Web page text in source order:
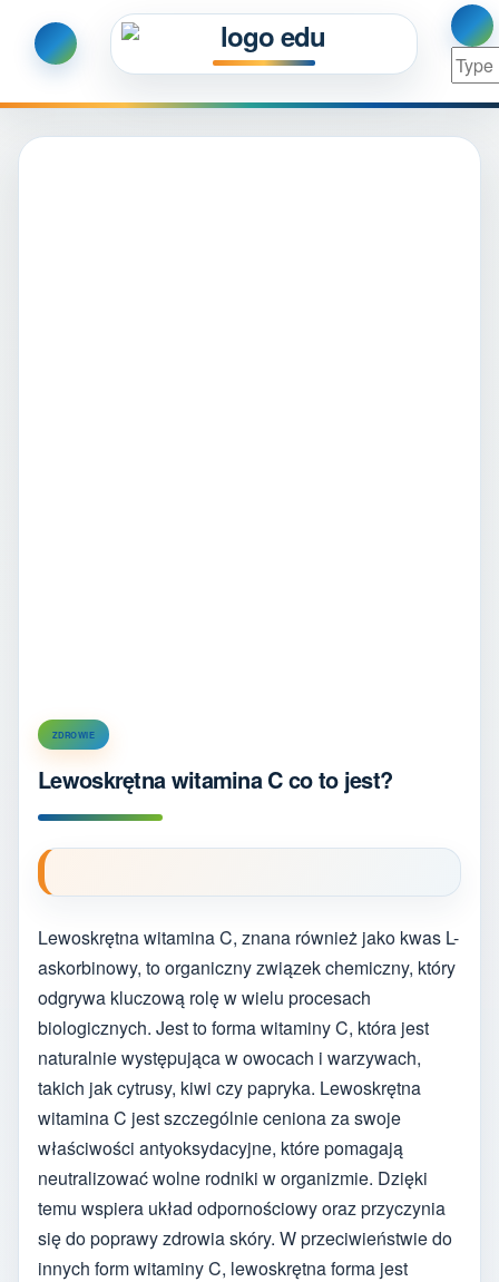
ZDROWIE
Lewoskrętna witamina C co to jest?
Lewoskrętna witamina C, znana również jako kwas L-
askorbinowy, to organiczny związek chemiczny, który
odgrywa kluczową rolę w wielu procesach
biologicznych. Jest to forma witaminy C, która jest
naturalnie występująca w owocach i warzywach,
takich jak cytrusy, kiwi czy papryka. Lewoskrętna
witamina C jest szczególnie ceniona za swoje
właściwości antyoksydacyjne, które pomagają
neutralizować wolne rodniki w organizmie. Dzięki
temu wspiera układ odpornościowy oraz przyczynia
się do poprawy zdrowia skóry. W przeciwieństwie do
innych form witaminy C, lewoskrętna forma jest